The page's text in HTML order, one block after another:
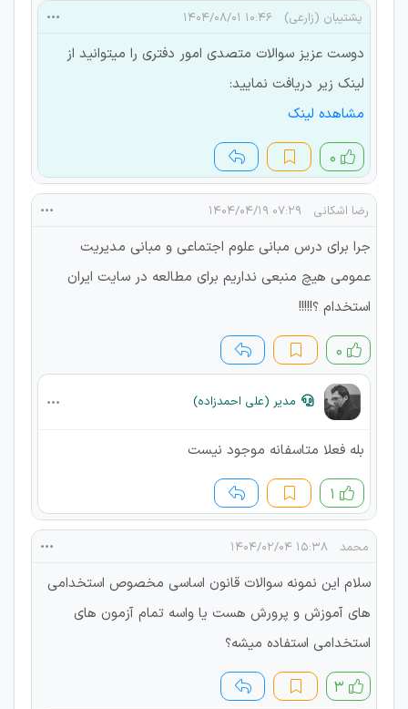
پشتیبان (زارعی) ۱۰:۴۶ ۱۴۰۴/۰۸/۰۱
دوست عزیز سوالات متصدی امور دفتری را میتوانید از
لینک زیر دریافت نمایید:
مشاهده لینک
۰
رضا اشکانی ۰۷:۲۹ ۱۴۰۴/۰۴/۱۹
جرا برای درس مبانی علوم اجتماعی و مبانی مدیریت
عمومی هیچ منبعی نداریم برای مطالعه در سایت ایران
استخدام ؟!!!!!
۰
مدیر (علی احمدزاده)
بله فعلا متاسفانه موجود نیست
۱
محمد ۱۵:۳۸ ۱۴۰۴/۰۲/۰۴
سلام این نمونه سوالات قانون اساسی مخصوص استخدامی
های آموزش و پرورش هست یا واسه تمام آزمون های
استخدامی استفاده میشه؟
۳